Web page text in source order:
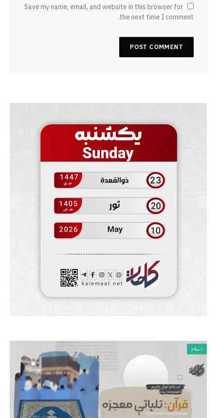
Save my name, email, and website in this browser for
the next time I comment.
اسلام